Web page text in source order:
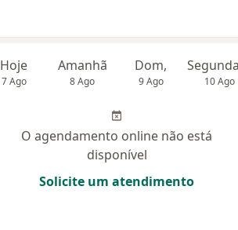
Hoje
7 Ago
Amanhã
8 Ago
Dom,
9 Ago 10 Ago
O agendamento online não está
disponível
Solicite um atendimento